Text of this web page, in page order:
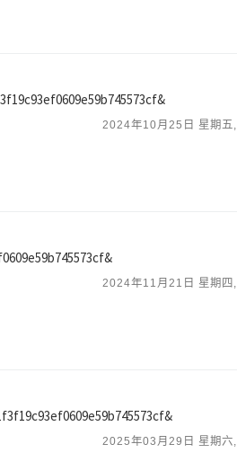
2024年10月25日 星期五,
2024年11月21日 星期四,
2025年03月29日 星期六,